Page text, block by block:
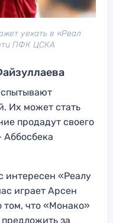
уехать в «Реал
ПФК ЦСКА
Их может стать
продадут своего
Аббосбека
интересен «Реалу
играет Арсен
том, что «Монако»
за